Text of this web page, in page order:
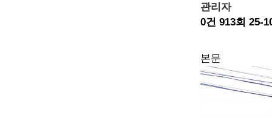
관리자
0건 913회 25-
본문